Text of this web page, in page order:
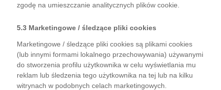
zgodę na umieszczanie analitycznych plików cookie.
5.3 Marketingowe / śledzące pliki cookies
Marketingowe / śledzące pliki cookies są plikami cookies
(lub innymi formami lokalnego przechowywania) używanymi
do stworzenia profilu użytkownika w celu wyświetlania mu
reklam lub śledzenia tego użytkownika na tej lub na kilku
witrynach w podobnych celach marketingowych.